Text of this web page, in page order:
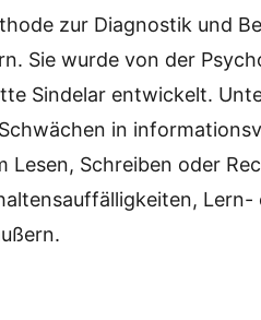
zur Diagnostik und
Sie wurde von der
Sindelar entwickelt.
in
Lesen, Schreiben oder
Lern-